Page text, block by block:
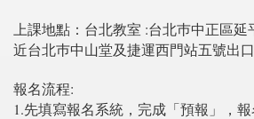
上課地點：台北教室 :台北巿中正區延
近台北巿中山堂及捷運西門站五號出口
報名流程:
1.先填寫報名系統，完成「預報」，報